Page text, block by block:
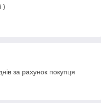
)
за рахунок покупця